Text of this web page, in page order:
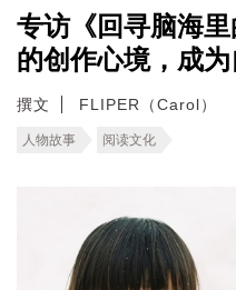
专访《回寻脑海
的创作心境，成
撰文 FLIPER（Carol）
人物故事 阅读文化